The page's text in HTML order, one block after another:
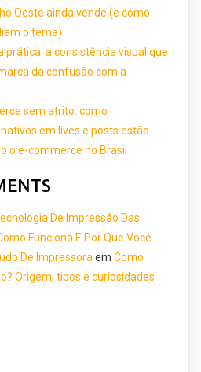
Oeste ainda vende (e como
o tema)
prática: a consistência visual que
da confusão com a
sem atrito: como
em lives e posts estão
o e-commerce no Brasil
De Impressão Das
Funciona E Por Que Você
De Impressora em Como
Origem, tipos e curiosidades